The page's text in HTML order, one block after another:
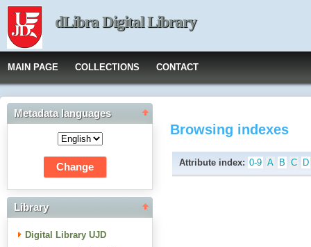
dLibra Digital Library
MAIN PAGE COLLECTIONS CONTACT
Metadata languages
Library
Digital Library UJD
Browsing indexes
Attribute index: 0-9 A B C D